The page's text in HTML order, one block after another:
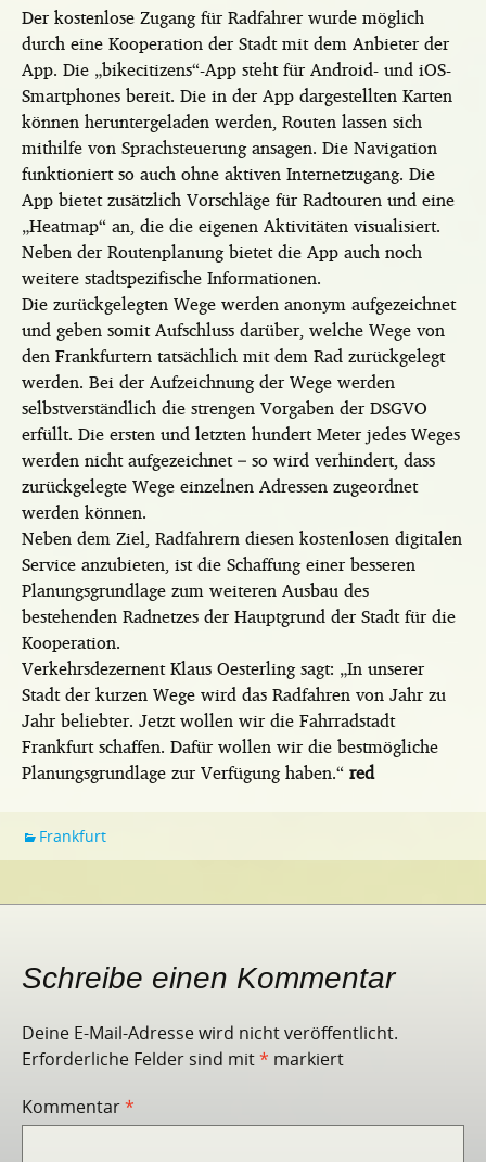
Der kostenlose Zugang für Radfahrer wurde möglich
durch eine Kooperation der Stadt mit dem Anbieter der
App. Die „bikecitizens“-App steht für Android- und iOS-
Smartphones bereit. Die in der App dargestellten Karten
können heruntergeladen werden, Routen lassen sich
mithilfe von Sprachsteuerung ansagen. Die Navigation
funktioniert so auch ohne aktiven Internetzugang. Die
App bietet zusätzlich Vorschläge für Radtouren und eine
„Heatmap“ an, die die eigenen Aktivitäten visualisiert.
Neben der Routenplanung bietet die App auch noch
weitere stadtspezifische Informationen.
Die zurückgelegten Wege werden anonym aufgezeichnet
und geben somit Aufschluss darüber, welche Wege von
den Frankfurtern tatsächlich mit dem Rad zurückgelegt
werden. Bei der Aufzeichnung der Wege werden
selbstverständlich die strengen Vorgaben der DSGVO
erfüllt. Die ersten und letzten hundert Meter jedes Weges
werden nicht aufgezeichnet – so wird verhindert, dass
zurückgelegte Wege einzelnen Adressen zugeordnet
werden können.
Neben dem Ziel, Radfahrern diesen kostenlosen digitalen
Service anzubieten, ist die Schaffung einer besseren
Planungsgrundlage zum weiteren Ausbau des
bestehenden Radnetzes der Hauptgrund der Stadt für die
Kooperation.
Verkehrsdezernent Klaus Oesterling sagt: „In unserer
Stadt der kurzen Wege wird das Radfahren von Jahr zu
Jahr beliebter. Jetzt wollen wir die Fahrradstadt
Frankfurt schaffen. Dafür wollen wir die bestmögliche
Planungsgrundlage zur Verfügung haben.“red
Frankfurt
Schreibe einen Kommentar
Deine E-Mail-Adresse wird nicht veröffentlicht.
Erforderliche Felder sind mit* markiert
Kommentar*